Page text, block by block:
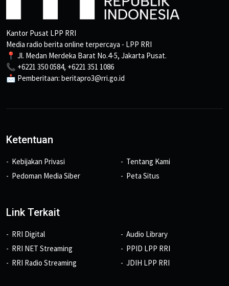
Kantor Pusat LPP RRI
Media radio berita online terpercaya - LPP RRI
📍 Jl. Medan Merdeka Barat No.4-5, Jakarta Pusat.
📞 +6221 350 0584, +6221 351 1086
📩 Pemberitaan: beritapro3@rri.go.id
Ketentuan
Kebijakan Privasi
Pedoman Media Siber
Tentang Kami
Peta Situs
Link Terkait
RRI Digital
RRI NET Streaming
RRI Radio Streaming
Audio Library
PPID LPP RRI
JDIH LPP RRI